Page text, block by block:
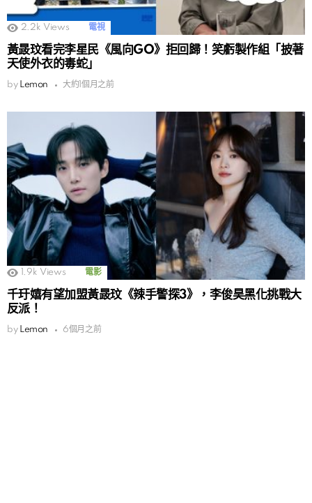
2.2k Views 電視
黃晸玟看完李星民《風向GO》拒回歸！笑虧製作組「披著
天使外衣的毒蛇」
by Lemon 大約1個月之前
1.9k Views 電影
千玗嬉有望加盟黃晸玟《辣手警探3》，李俊昊黑化挑戰大
反派！
by Lemon 6個月之前